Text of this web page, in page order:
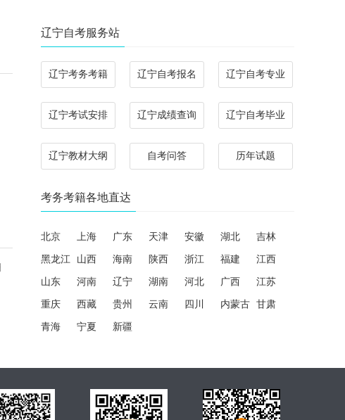
辽宁自考服务站
辽宁考务考籍 辽宁自考报名 辽宁自考专业
辽宁考试安排 辽宁成绩查询 辽宁自考毕业
辽宁教材大纲 自考问答 历年试题
考务考籍各地直达
北京 上海 广东 天津 安徽 湖北 吉林
黑龙江 山西 海南 陕西 浙江 福建 江西
山东 河南 辽宁 湖南 河北 广西 江苏
重庆 西藏 贵州 云南 四川 内蒙古 甘肃
青海 宁夏 新疆